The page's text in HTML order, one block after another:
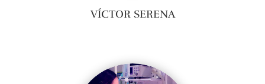
VÍCTOR SERENA